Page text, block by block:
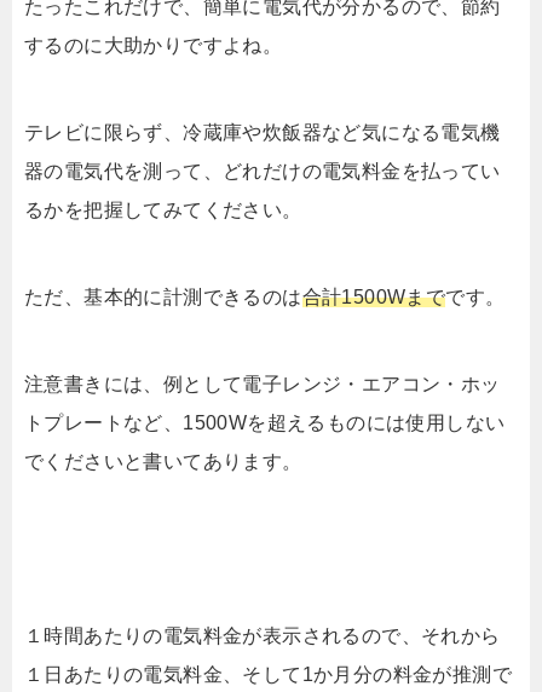
たったこれだけで、簡単に電気代が分かるので、節約
するのに大助かりですよね。
テレビに限らず、冷蔵庫や炊飯器など気になる電気機
器の電気代を測って、どれだけの電気料金を払ってい
るかを把握してみてください。
ただ、基本的に計測できるのは合計1500Wまでです。
注意書きには、例として電子レンジ・エアコン・ホッ
トプレートなど、1500Wを超えるものには使用しない
でくださいと書いてあります。
１時間あたりの電気料金が表示されるので、それから
１日あたりの電気料金、そして1か月分の料金が推測で